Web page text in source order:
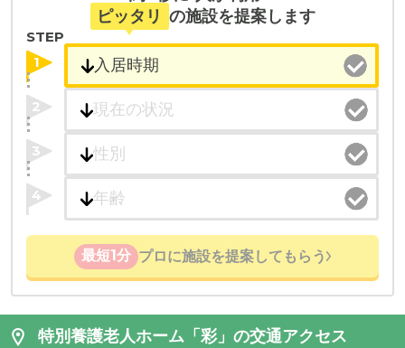
ピッタリ の施設を提案します
STEP
1
2
3
4
最短1分 プロに施設を提案してもらう
特別養護老人ホーム「彩」の交通アクセス